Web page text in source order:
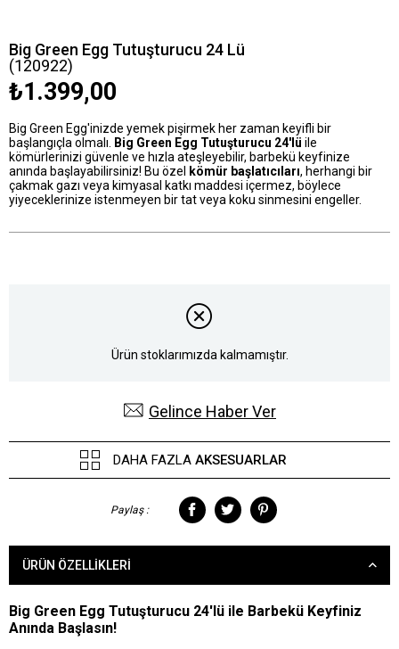
Big Green Egg Tutuşturucu 24 Lü
(120922)
₺1.399,00
Big Green Egg'inizde yemek pişirmek her zaman keyifli bir
başlangıçla olmalı.
Big Green Egg Tutuşturucu 24'lü ile
kömürlerinizi güvenle ve hızla ateşleyebilir, barbekü keyfinize
anında başlayabilirsiniz! Bu özel
kömür başlatıcıları, herhangi bir
çakmak gazı veya kimyasal katkı maddesi içermez, böylece
yiyeceklerinize istenmeyen bir tat veya koku sinmesini engeller.
Ürün stoklarımızda kalmamıştır.
Gelince Haber Ver
DAHA FAZLA AKSESUARLAR
Paylaş :
ÜRÜN ÖZELLIKLERI
Big Green Egg Tutuşturucu 24'lü ile Barbekü Keyfiniz
Anında Başlasın!